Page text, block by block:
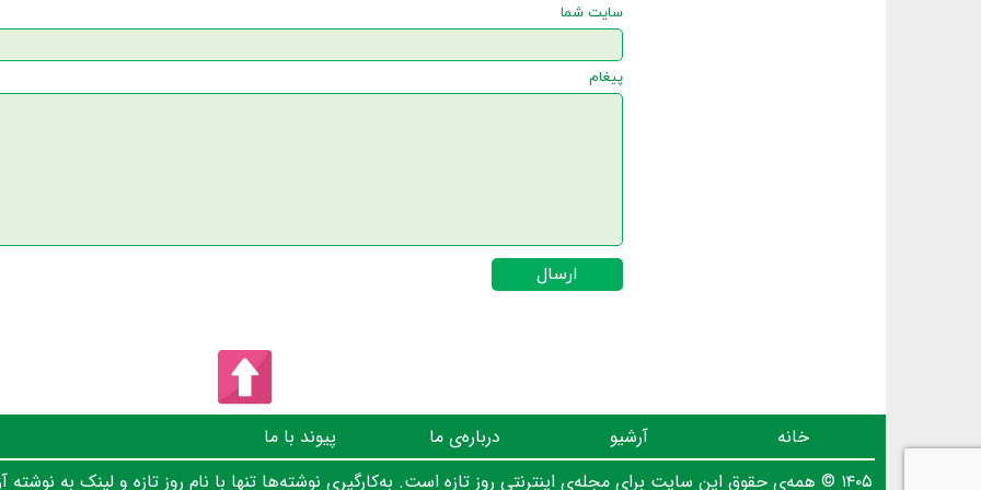
سایت شما
پیغام
ارسال
۱۴۰۵ © همه‌ی حقوق این سایت برای مجله‌ی اینترنتی روز تازه است. به‌کارگیری نوشته‌ها تنها با نام روز تازه و لینک به نوشته
خانه آرشیو درباره‌ی ما پیوند با ما